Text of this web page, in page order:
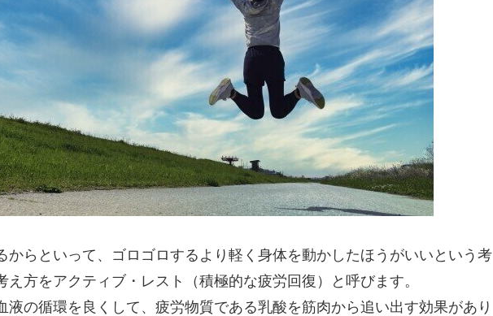
からといって、ゴロゴロするより軽く身体を動かしたほうがいいという考
え方をアクティブ・レスト（積極的な疲労回復）と呼びます。
液の循環を良くして、疲労物質である乳酸を筋肉から追い出す効果があり